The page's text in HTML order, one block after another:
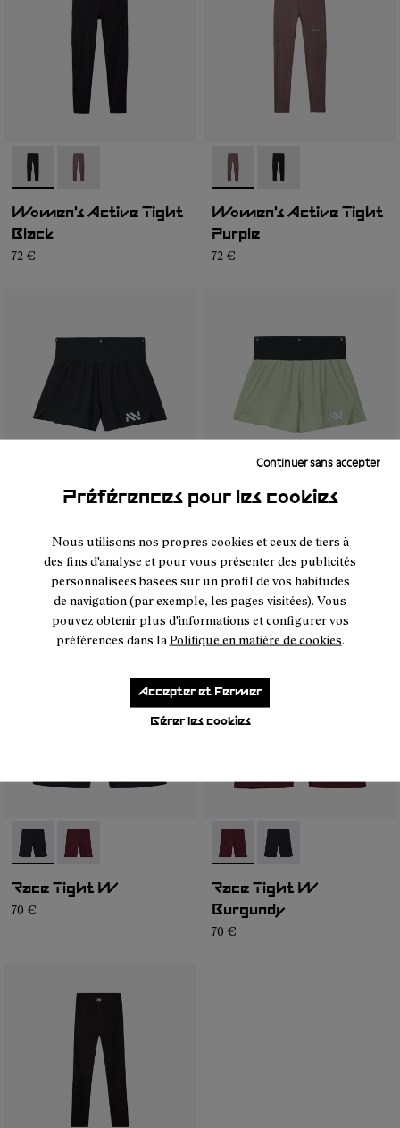
Préférences pour les cookies
Nous utilisons nos propres cookies et ceux de tiers à
des fins d'analyse et pour vous présenter des publicités
personnalisées basées sur un profil de vos habitudes
de navigation (par exemple, les pages visitées). Vous
pouvez obtenir plus d'informations et configurer vos
préférences dans laPolitique en matière de cookies
Gérer les cookies
Continuer sans accepter
Accepter et Fermer
- N2CWAT1-001- N2CWAT1-002
Women's Active Tight
Black
72 €
- N2CWAT1-002- N2CWAT1-001
Women's Active Tight
Purple
72 €
Race Short 02 W Black
90 €
- NC4ST1W-001- NC4ST1W-002
Race Tight W
70 €
- NC4ST1W-002- NC4ST1W-001
Race Tight W
Burgundy
70 €